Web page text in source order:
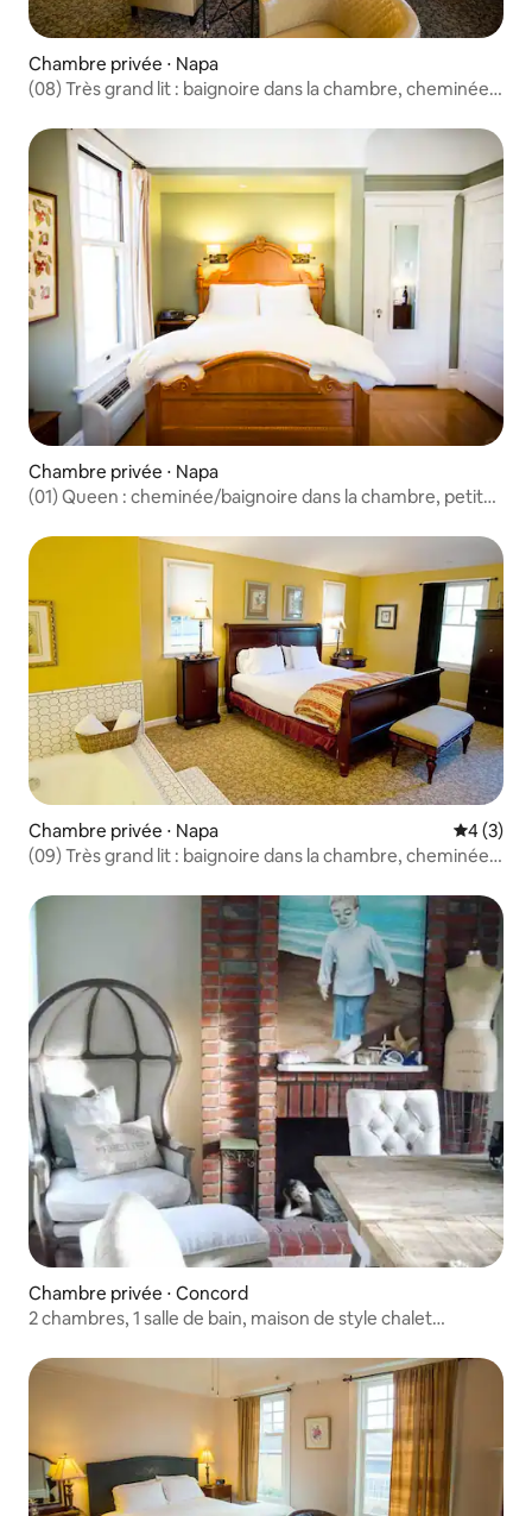
Chambre privée ⋅ Napa
(08) Très grand lit : baignoire dans la chambre, cheminée,
Chambre privée ⋅ Napa
(01) Queen : cheminée/baignoire dans la chambre, petit
Chambre privée ⋅ Napa
4 (3)
(09) Très grand lit : baignoire dans la chambre, cheminée,
Chambre privée ⋅ Concord
2 chambres, 1 salle de bain, maison de style chalet